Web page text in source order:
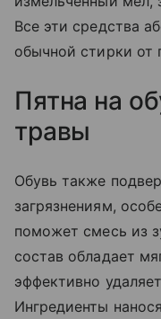
Все эти средства
обычной стирки от
Пятна на
травы
Обувь также
загрязнениям,
поможет смесь из
состав обладает
эффективно
Ингредиенты